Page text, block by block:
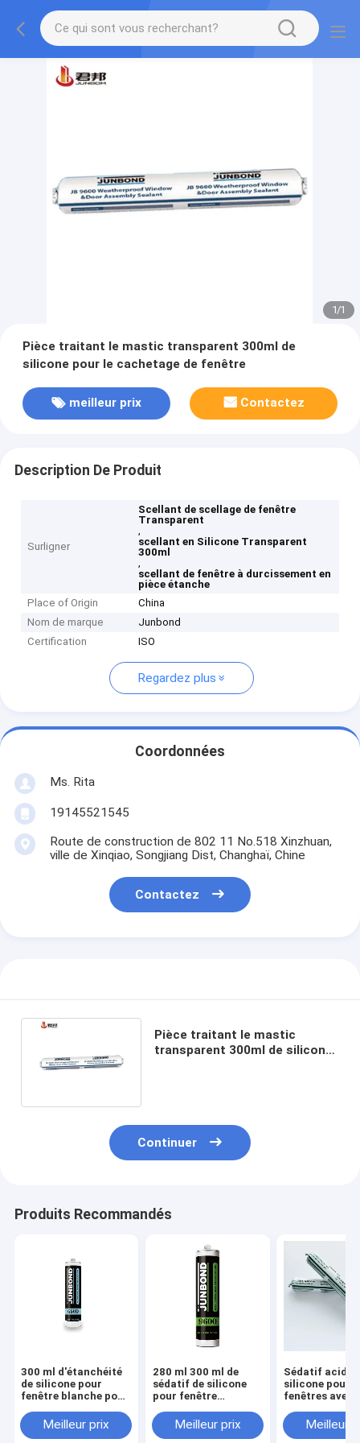
1/1
Pièce traitant le mastic transparent 300ml de
silicone pour le cachetage de fenêtre
meilleur prix Contactez
Description De Produit
Surligner
Scellant de scellage de fenêtre
Transparent
,
scellant en Silicone Transparent
300ml
,
scellant de fenêtre à durcissement en
pièce étanche
Place of Origin
China
Nom de marque
Junbond
Certification
ISO
Regardez plus
Coordonnées
Ms. Rita
19145521545
Route de construction de 802 11 No.518 Xinzhuan,
ville de Xinqiao, Songjiang Dist, Changhaï, Chine
Contactez
Pièce traitant le mastic
transparent 300ml de silicone
Continuer
Produits Recommandés
300 ml d'étanchéité
de silicone pour
fenêtre blanche pour
Meilleur prix
280 ml 300 ml de
sédatif de silicone
pour fenêtre
composante
résistant aux
Meilleur prix
Sédatif acide
silicone pour
fenêtres avec
Meilleur